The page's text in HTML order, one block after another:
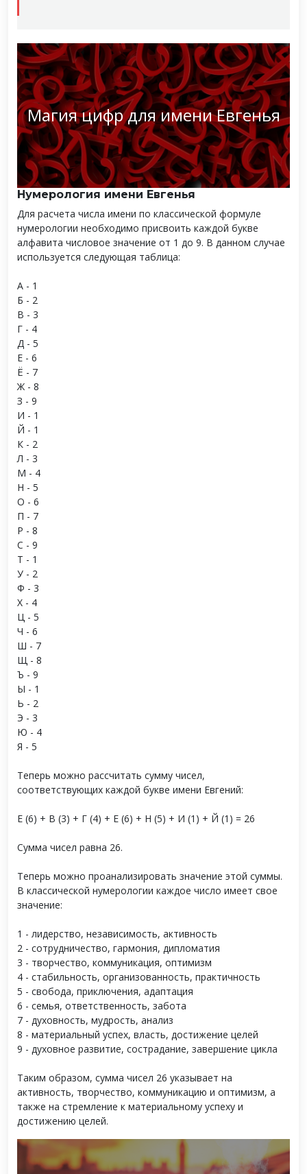
Магия цифр для имени Евгенья
Нумерология имени Евгенья
Для расчета числа имени по классической формуле
нумерологии необходимо присвоить каждой букве
алфавита числовое значение от 1 до 9. В данном случае
используется следующая таблица:
А - 1
Б - 2
В - 3
Г - 4
Д - 5
Е - 6
Ё - 7
Ж - 8
З - 9
И - 1
Й - 1
К - 2
Л - 3
М - 4
Н - 5
О - 6
П - 7
Р - 8
С - 9
Т - 1
У - 2
Ф - 3
Х - 4
Ц - 5
Ч - 6
Ш - 7
Щ - 8
Ъ - 9
Ы - 1
Ь - 2
Э - 3
Ю - 4
Я - 5
Теперь можно рассчитать сумму чисел,
соответствующих каждой букве имени Евгений:
Е (6) + В (3) + Г (4) + Е (6) + Н (5) + И (1) + Й (1) = 26
Сумма чисел равна 26.
Теперь можно проанализировать значение этой суммы.
В классической нумерологии каждое число имеет свое
значение:
1 - лидерство, независимость, активность
2 - сотрудничество, гармония, дипломатия
3 - творчество, коммуникация, оптимизм
4 - стабильность, организованность, практичность
5 - свобода, приключения, адаптация
6 - семья, ответственность, забота
7 - духовность, мудрость, анализ
8 - материальный успех, власть, достижение целей
9 - духовное развитие, сострадание, завершение цикла
Таким образом, сумма чисел 26 указывает на
активность, творчество, коммуникацию и оптимизм, а
также на стремление к материальному успеху и
достижению целей.